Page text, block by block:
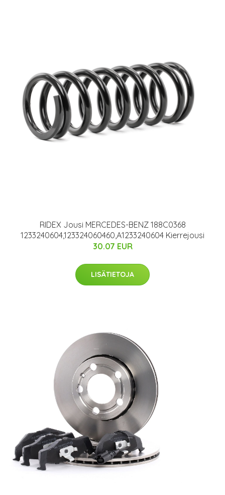
RIDEX Jousi MERCEDES-BENZ 188C0368
1233240604,123324060460,A1233240604 Kierrejousi
30.07 EUR
LISÄTIETOJA